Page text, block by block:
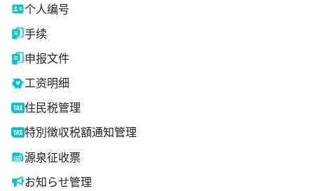
个人编号
手续
申报文件
工资明细
住民税管理
特別徴収税額通知管理
源泉征收票
お知らせ管理